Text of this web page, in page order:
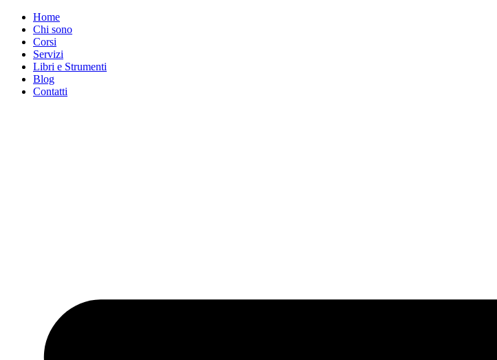
contenuto
Home
Chi sono
Corsi
Servizi
Libri e Strumenti
Blog
Contatti